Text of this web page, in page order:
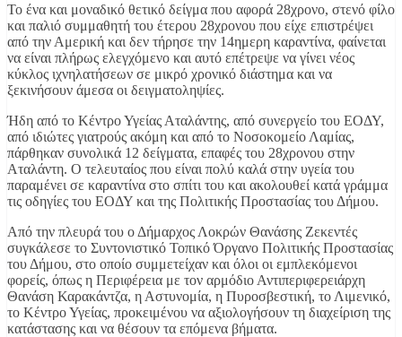
Το ένα και μοναδικό θετικό δείγμα που αφορά 28χρονο, στενό φίλο
και παλιό συμμαθητή του έτερου 28χρονου που είχε επιστρέψει
από την Αμερική και δεν τήρησε την 14ημερη καραντίνα, φαίνεται
να είναι πλήρως ελεγχόμενο και αυτό επέτρεψε να γίνει νέος
κύκλος ιχνηλατήσεων σε μικρό χρονικό διάστημα και να
ξεκινήσουν άμεσα οι δειγματοληψίες.
Ήδη από το Κέντρο Υγείας Αταλάντης, από συνεργείο του ΕΟΔΥ,
από ιδιώτες γιατρούς ακόμη και από το Νοσοκομείο Λαμίας,
πάρθηκαν συνολικά 12 δείγματα, επαφές του 28χρονου στην
Αταλάντη. Ο τελευταίος που είναι πολύ καλά στην υγεία του
παραμένει σε καραντίνα στο σπίτι του και ακολουθεί κατά γράμμα
τις οδηγίες του ΕΟΔΥ και της Πολιτικής Προστασίας του Δήμου.
Από την πλευρά του ο Δήμαρχος Λοκρών Θανάσης Ζεκεντές
συγκάλεσε το Συντονιστικό Τοπικό Όργανο Πολιτικής Προστασίας
του Δήμου, στο οποίο συμμετείχαν και όλοι οι εμπλεκόμενοι
φορείς, όπως η Περιφέρεια με τον αρμόδιο Αντιπεριφερειάρχη
Θανάση Καρακάντζα, η Αστυνομία, η Πυροσβεστική, το Λιμενικό,
το Κέντρο Υγείας, προκειμένου να αξιολογήσουν τη διαχείριση της
κατάστασης και να θέσουν τα επόμενα βήματα.